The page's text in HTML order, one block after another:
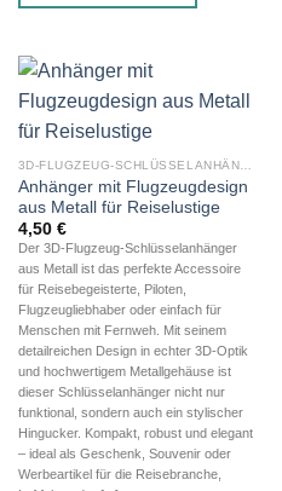
Anhänger mit Flugzeugdesign
aus Metall für Reiselustige
4,50 €
Der 3D-Flugzeug-Schlüsselanhänger
aus Metall ist das perfekte Accessoire
für Reisebegeisterte, Piloten,
Flugzeugliebhaber oder einfach für
Menschen mit Fernweh. Mit seinem
detailreichen Design in echter 3D-Optik
und hochwertigem Metallgehäuse ist
dieser Schlüsselanhänger nicht nur
funktional, sondern auch ein stylischer
Hingucker. Kompakt, robust und elegant
– ideal als Geschenk, Souvenir oder
Werbeartikel für die Reisebranche,